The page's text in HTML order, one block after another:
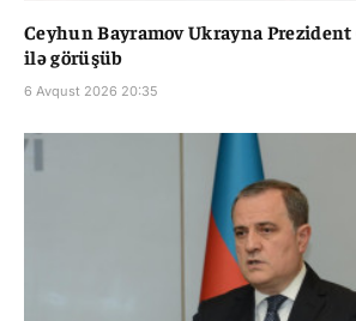
Ceyhun Bayramov Ukrayna
ilə görüşüb
6 Avqust 2026 20:35